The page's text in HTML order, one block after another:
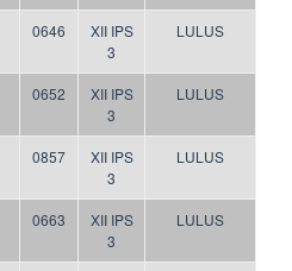
0646
XII IPS
3
LULUS
0652
XII IPS
3
LULUS
0857
XII IPS
3
LULUS
0663
XII IPS
3
LULUS